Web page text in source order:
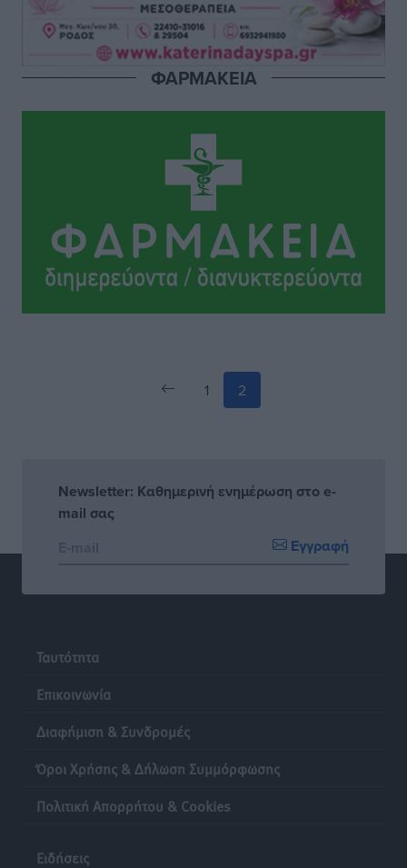
Αθλητικά πριν 9 ώρες
Ολοκλήρωση του έργου αναβάθμισης των
υποδομών του Νεστορίδειου Μελάθρου
Γ.Σ. Διαγόρας: Στα «κυανέρυθρα» ο Janni Pembe
ΦΑΡΜΑΚΕΙΑ
1 2
Newsletter: Καθημερινή ενημέρωση στο e-
mail σας
Εγγραφή
Ταυτότητα
Επικοινωνία
Διαφήμιση & Συνδρομές
Όροι Χρήσης & Δήλωση Συμμόρφωσης
Πολιτική Απορρήτου & Cookies
Ειδήσεις